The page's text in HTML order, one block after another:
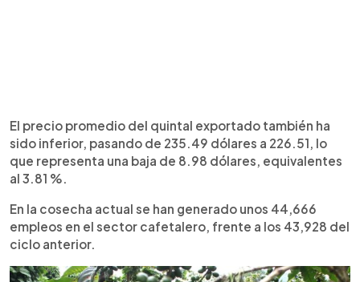
El precio promedio del quintal exportado también ha
sido inferior, pasando de 235.49 dólares a 226.51, lo
que representa una baja de 8.98 dólares, equivalentes
al 3.81 %.
En la cosecha actual se han generado unos 44,666
empleos en el sector cafetalero, frente a los 43,928 del
ciclo anterior.